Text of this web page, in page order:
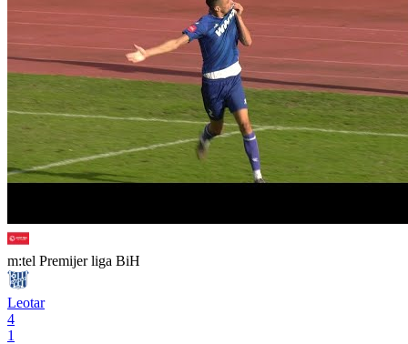
m:tel Premijer liga BiH
Leotar
4
1